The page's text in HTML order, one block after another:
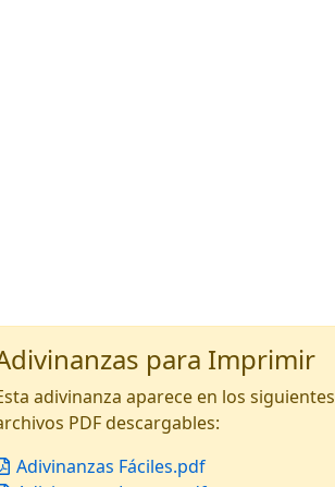
para Imprimir
adivinanza aparece en los siguientes
PDF descargables:
Adivinanzas Fáciles.pdf